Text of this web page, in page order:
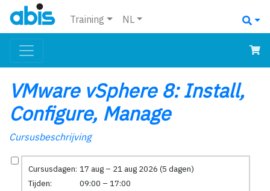
Training NL
VMware vSphere 8: Install,
Configure, Manage
Cursusbeschrijving
Cursusdagen: 17 aug – 21 aug 2026 (5 dagen)
Tijden:
09:00 – 17:00